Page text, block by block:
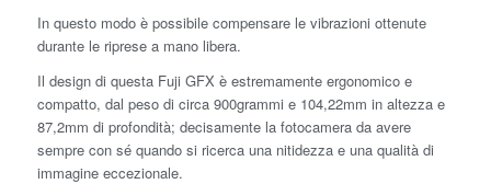
In questo modo è possibile compensare le vibrazioni ottenute
durante le riprese a mano libera.
Il design di questa Fuji GFX è estremamente ergonomico e
compatto, dal peso di circa 900grammi e 104,22mm in altezza e
87,2mm di profondità; decisamente la fotocamera da avere
sempre con sé quando si ricerca una nitidezza e una qualità di
immagine eccezionale.